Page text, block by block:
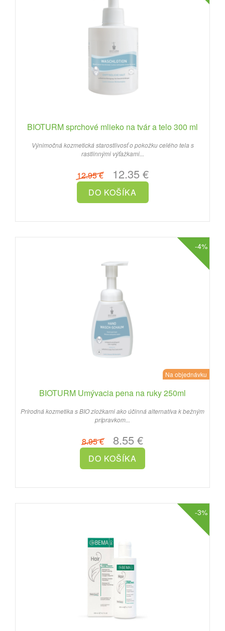
BIOTURM sprchové mlieko na tvár a telo 300 ml
Výnimočná kozmetická starostlivosť o pokožku celého tela s
rastlinnými výťažkami...
12.95 €12.35 €
-4%
Na objednávku
BIOTURM Umývacia pena na ruky 250ml
Prírodná kozmetika s BIO zložkami ako účinná alternatíva k bežným
prípravkom...
8.95 €8.55 €
-3%